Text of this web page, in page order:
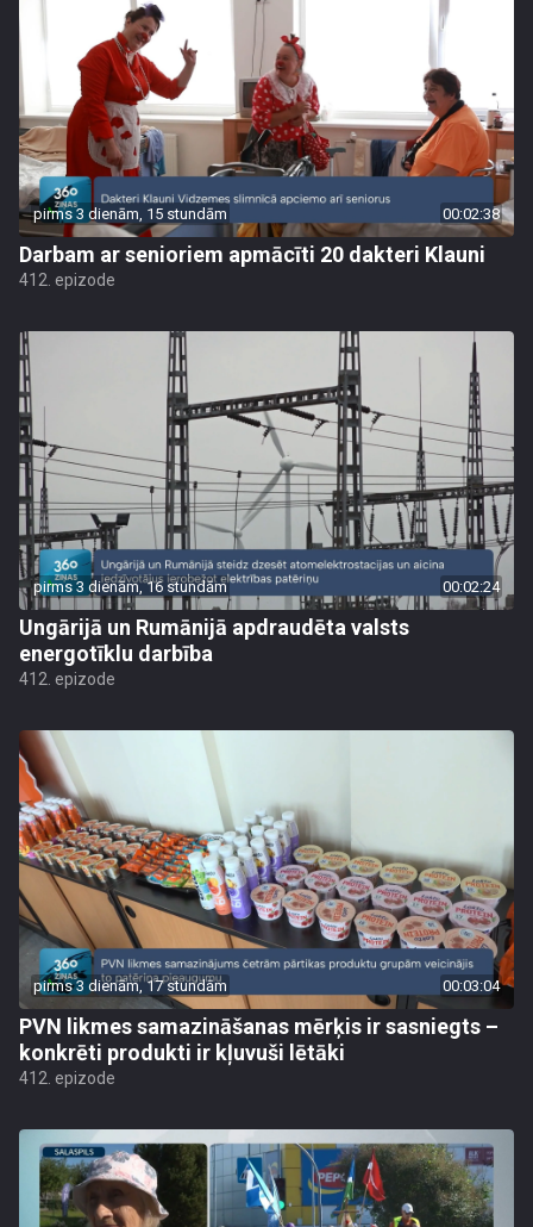
pirms 3 dienām, 15 stundām 00:02:38
Darbam ar senioriem apmācīti 20 dakteri Klauni
412. epizode
pirms 3 dienām, 16 stundām 00:02:24
Ungārijā un Rumānijā apdraudēta valsts
energotīklu darbība
412. epizode
pirms 3 dienām, 17 stundām 00:03:04
PVN likmes samazināšanas mērķis ir sasniegts –
konkrēti produkti ir kļuvuši lētāki
412. epizode